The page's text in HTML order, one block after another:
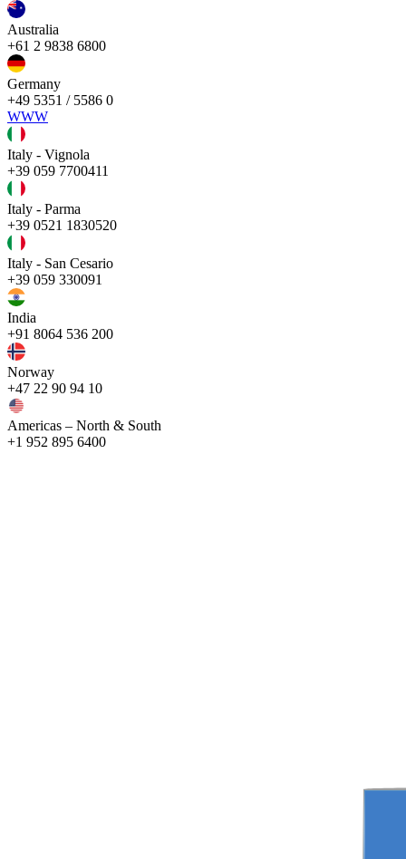
Australia
+61 2 9838 6800
Germany
+49 5351 / 5586 0
WWW
Italy - Vignola
+39 059 7700411
Italy - Parma
+39 0521 1830520
Italy - San Cesario
+39 059 330091
India
+91 8064 536 200
Norway
+47 22 90 94 10
Americas – North & South
+1 952 895 6400